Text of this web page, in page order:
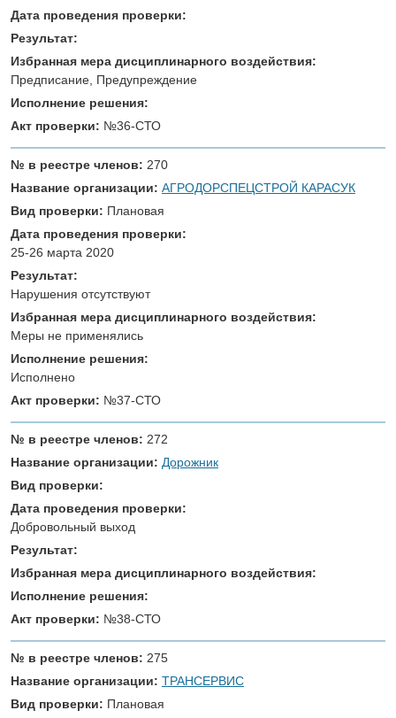
Дата проведения проверки:
Результат:
Избранная мера дисциплинарного воздействия:
Предписание, Предупреждение
Исполнение решения:
Акт проверки: №36-СТО
№ в реестре членов: 270
Название организации: АГРОДОРСПЕЦСТРОЙ КАРАСУК
Вид проверки: Плановая
Дата проведения проверки:
25-26 марта 2020
Результат:
Нарушения отсутствуют
Избранная мера дисциплинарного воздействия:
Меры не применялись
Исполнение решения:
Исполнено
Акт проверки: №37-СТО
№ в реестре членов: 272
Название организации: Дорожник
Вид проверки:
Дата проведения проверки:
Добровольный выход
Результат:
Избранная мера дисциплинарного воздействия:
Исполнение решения:
Акт проверки: №38-СТО
№ в реестре членов: 275
Название организации: ТРАНСЕРВИС
Вид проверки: Плановая